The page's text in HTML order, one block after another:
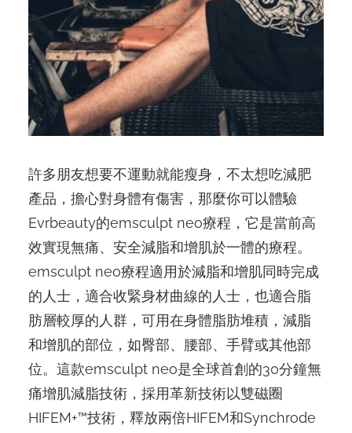
許多朋友想要不運動就能瘦身，不太想吃減肥
產品，擔心對身體有傷害，那麼你可以體驗
Evrbeauty的emsculpt neo療程，它是當前高
效實現無痛、安全減脂和增肌於一體的療程。
emsculpt neo療程適用於減脂和增肌同時完成
的人士，適合收緊身材曲線的人士，也適合脂
肪層較厚的人群，可用在身體脂肪堆積，減脂
和增肌的部位，如臀部、腰部、手臂或其他部
位。這款emsculpt neo是全球首創的30分鐘無
痛增肌減脂技術，採用革新技術以雙磁圈
HIFEM+™技術，釋放兩倍HIFEM和Synchrode